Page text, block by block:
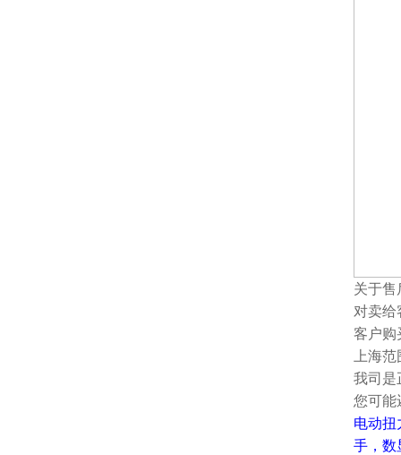
关于售
对卖给
客户购
上海
我司是
您可能
电动扭
手 ， 数